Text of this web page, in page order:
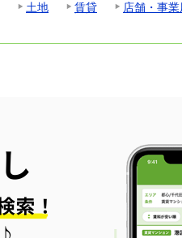
土地 賃貸
店舗・事業